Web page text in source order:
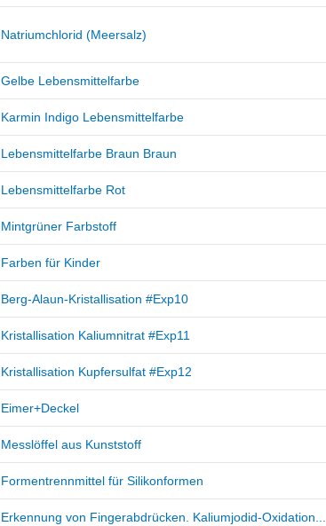
Natriumchlorid (Meersalz)
Gelbe Lebensmittelfarbe
Karmin Indigo Lebensmittelfarbe
Lebensmittelfarbe Braun Braun
Lebensmittelfarbe Rot
Mintgrüner Farbstoff
Farben für Kinder
Berg-Alaun-Kristallisation #Exp10
Kristallisation Kaliumnitrat #Exp11
Kristallisation Kupfersulfat #Exp12
Eimer+Deckel
Messlöffel aus Kunststoff
Formentrennmittel für Silikonformen
Erkennung von Fingerabdrücken. Kaliumjodid-Oxidation...